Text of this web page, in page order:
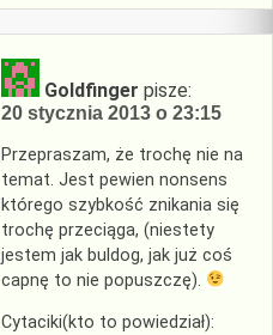
Goldfinger pisze:
20 stycznia 2013 o 23:15
Przepraszam, że trochę nie na
temat. Jest pewien nonsens
którego szybkość znikania się
trochę przeciąga, (niestety
jestem jak buldog, jak już coś
capnę to nie popuszczę).
Cytaciki(kto to powiedział):